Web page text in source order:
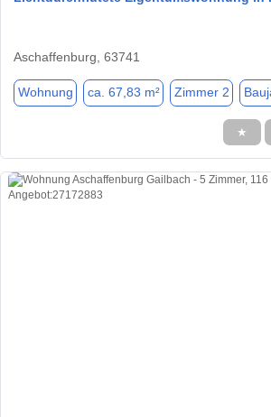
Aschaffenburg, 63741
Wohnung ca. 67,83 m² Zimmer 2
★